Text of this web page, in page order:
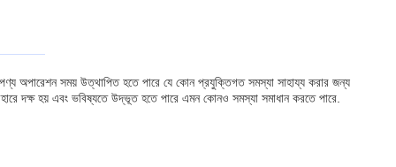
অপারেশন সময় উত্থাপিত হতে পারে যে কোন প্রযুক্তিগত সমস্যা সাহায্য করার জন্য
দক্ষ হয় এবং ভবিষ্যতে উদ্ভূত হতে পারে এমন কোনও সমস্যা সমাধান করতে পারে.